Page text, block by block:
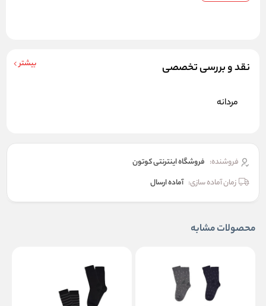
نقد و بررسی تخصصی بیشتر
مردانه
فروشنده: فروشگاه اینترنتی کوتون
زمان آماده سازی: آماده ارسال
محصولات مشابه